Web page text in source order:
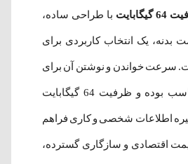
با طراحی ساده،
بدنه، یک انتخاب کاربردی برای
سرعت خواندن و نوشتن آن برای
نیازهای روزمره مناسب بوده و ظرفیت 64 گیگابایت
اطلاعات شخصی و کاری فراهم
اقتصادی و سازگاری گسترده،